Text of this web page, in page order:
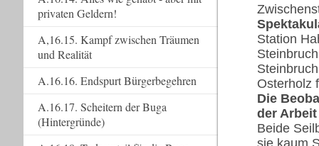
Station
Osterholz
Die
der
Beide
sie kaum
privaten Geldern!
A,16.15. Kampf zwischen Träumen
und Realität
A.16.16. Endspurt Bürgerbegehren
A.16.17. Scheitern der Buga
(Hintergründe)